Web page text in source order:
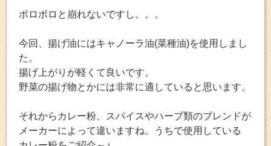
ボロボロと崩れないですし。。。
今回、揚げ油にはキャノーラ油(菜種油)を使用しまし
た。
揚げ上がりが軽くて良いです。
野菜の揚げ物とかには非常に適していると思います。
それからカレー粉、スパイスやハーブ類のブレンドが
メーカーによって違いますね。うちで使用している